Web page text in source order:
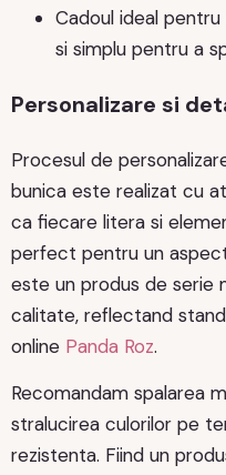
Cadoul ideal
si simplu pentru a
Personalizare si
Procesul de
bunica este realizat cu
ca fiecare litera si
perfect pentru un
este un produs de serie
calitate, reflectand
online Panda Roz.
Recomandam spalarea
stralucirea culorilor pe
rezistenta. Fiind un